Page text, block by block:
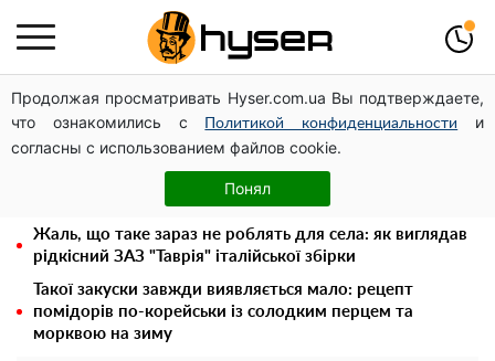
Продолжая просматривать Hyser.com.ua Вы подтверждаете,
что ознакомились с
Политикой конфиденциальности
и
согласны с использованием файлов cookie.
Понял
Українська авіатранспортна асоціація звернулася до
Мінфіну із закликом уніфікувати оподаткування
авіалізингу
Гола Олена Тополя у цікавих позах змусила відвисати
щелепи: злив відео – було лише початком
Жаль, що таке зараз не роблять для села: як виглядав
рідкісний ЗАЗ "Таврія" італійської збірки
Такої закуски завжди виявляється мало: рецепт
помідорів по-корейськи із солодким перцем та
морквою на зиму